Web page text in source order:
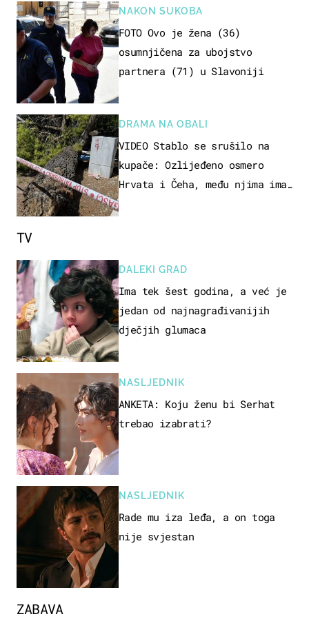
NAKON SUKOBA
FOTO Ovo je žena (36)
osumnjičena za ubojstvo
partnera (71) u Slavoniji
DRAMA NA OBALI
VIDEO Stablo se srušilo na
kupače: Ozlijeđeno osmero
Hrvata i Čeha, među njima ima
ZABAVA
TV
DALEKI GRAD
Ima tek šest godina, a već je
jedan od najnagrađivanijih
dječjih glumaca
NASLJEDNIK
ANKETA: Koju ženu bi Serhat
trebao izabrati?
NASLJEDNIK
Rade mu iza leđa, a on toga
nije svjestan